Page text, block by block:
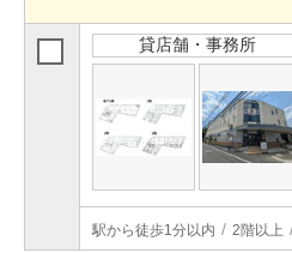
貸店舗・事務所
駅から徒歩1分以内 2階以上